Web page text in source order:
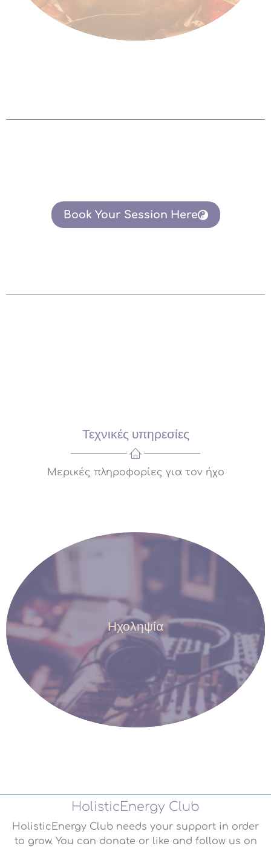
Book Your Session Here
Τεχνικές υπηρεσίες
Μερικές πληροφορίες για τον ήχο
Ηχοληψία
Η τεχνολογία ήχου διαρκώς εξελίσσεται κι έτσι το πάθος
και η διάθεση για γνώση και εξέλιξη δεν σταματούν ποτέ...
Διαβάστε περισσότερα
HolisticEnergy Club
HolisticEnergy Club needs your support in order
to grow. You can donate or like and follow us on